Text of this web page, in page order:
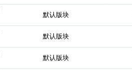
默认版块
默认版块
默认版块